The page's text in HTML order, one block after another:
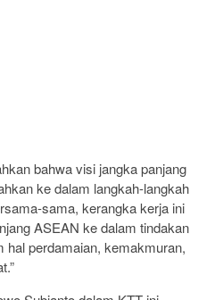
bahwa visi jangka panjang
ke dalam langkah-langkah
sama, kerangka kerja ini
ASEAN ke dalam tindakan
hal perdamaian, kemakmuran,